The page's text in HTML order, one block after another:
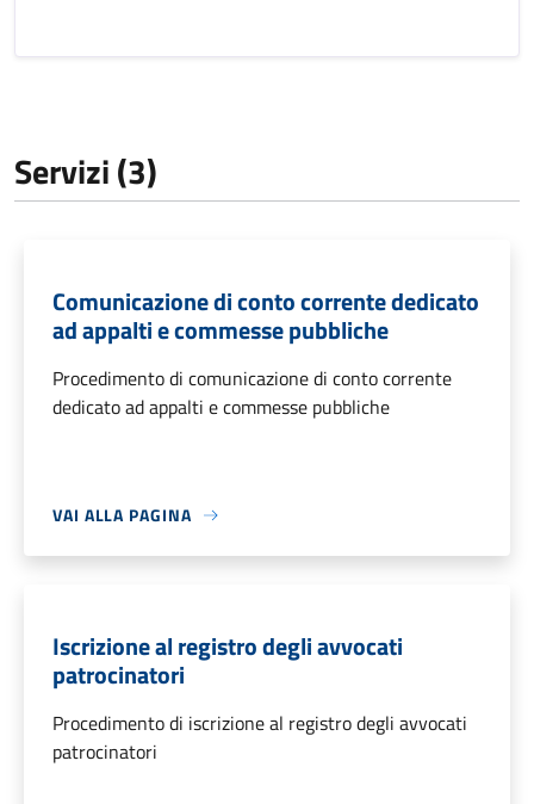
Servizi (3)
Comunicazione di conto corrente dedicato
ad appalti e commesse pubbliche
Procedimento di comunicazione di conto corrente
dedicato ad appalti e commesse pubbliche
VAI ALLA PAGINA
Iscrizione al registro degli avvocati
patrocinatori
Procedimento di iscrizione al registro degli avvocati
patrocinatori